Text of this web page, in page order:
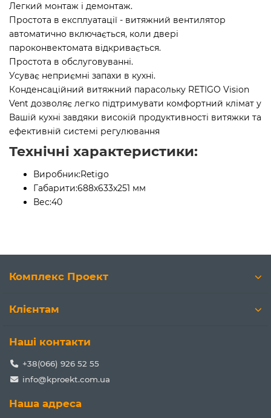
Легкий монтаж і демонтаж.
Простота в експлуатації - витяжний вентилятор
автоматично включається, коли двері
пароконвектомата відкривається.
Простота в обслуговуванні.
Усуває неприємні запахи в кухні.
Конденсаційний витяжний парасольку RETIGO Vision
Vent дозволяє легко підтримувати комфортний клімат у
Вашій кухні завдяки високій продуктивності витяжки та
ефективній системі регулювання
Технічні характеристики:
Виробник:Retigo
Габарити:688х633х251 мм
Вес:40
Комплекс Проект
Клієнтам
Наші контакти
+38(066) 926 52 55
info@kproekt.com.ua
Наша адреса